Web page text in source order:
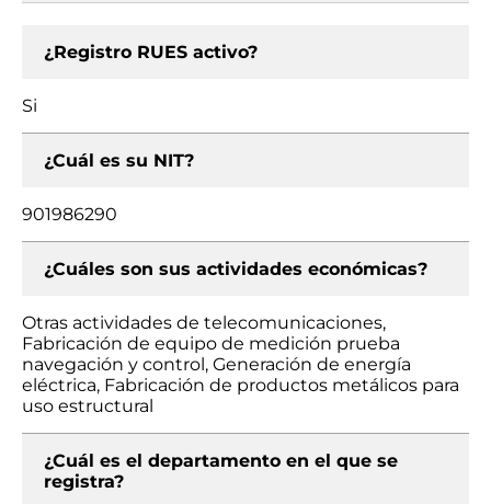
¿Registro RUES activo?
Si
¿Cuál es su NIT?
901986290
¿Cuáles son sus actividades económicas?
Otras actividades de telecomunicaciones,
Fabricación de equipo de medición prueba
navegación y control, Generación de energía
eléctrica, Fabricación de productos metálicos para
uso estructural
¿Cuál es el departamento en el que se
registra?